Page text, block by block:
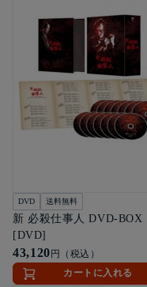
DVD 送料無料
新 必殺仕事人 DVD-BOX
[DVD]
43,120円（税込）
カートに入れる